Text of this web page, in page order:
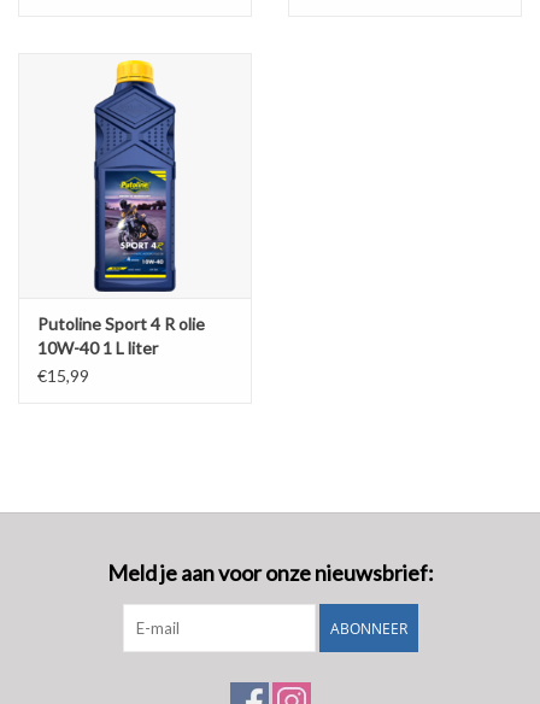
Putoline Sport 4 R olie
10W-40 1 L liter
€15,99
Meld je aan voor onze nieuwsbrief:
ABONNEER